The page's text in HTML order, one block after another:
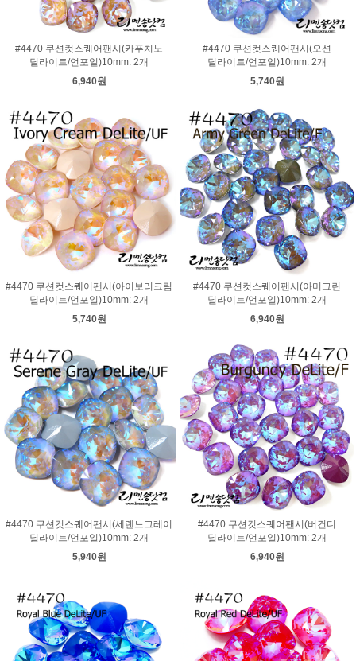
#4470 쿠션컷스퀘어팬시(카푸치노
딜라이트/언포일)10mm: 2개
6,940원
#4470 쿠션컷스퀘어팬시(오션
딜라이트/언포일)10mm: 2개
5,740원
#4470 쿠션컷스퀘어팬시(아이보리크림
딜라이트/언포일)10mm: 2개
5,740원
#4470 쿠션컷스퀘어팬시(아미그린
딜라이트/언포일)10mm: 2개
6,940원
#4470 쿠션컷스퀘어팬시(세렌느그레이
딜라이트/언포일)10mm: 2개
5,940원
#4470 쿠션컷스퀘어팬시(버건디
딜라이트/언포일)10mm: 2개
6,940원